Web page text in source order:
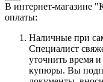
В интернет-магазине
оплаты:
Наличные при
Специалист
уточнить время
купюры. Вы